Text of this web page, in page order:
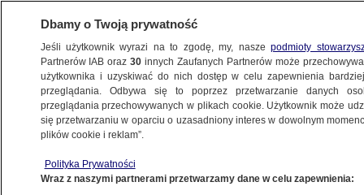
ŚWIAT
zostało podpisane
Dbamy o Twoją prywatność
Jeśli użytkownik wyrazi na to zgodę, my, naszepodmioty
Partnerów IAB oraz30 innych Zaufanych Partnerów może
użytkownika i uzyskiwać do nich dostęp w celu zapewnienia
przeglądania. Odbywa się to poprzez przetwarzanie danych
przeglądania przechowywanych w plikach cookie. Użytkownik może
się przetwarzaniu w oparciu o uzasadniony interes w dowolnym
plików cookie i reklam”.
Polityka Prywatności
Wraz z naszymi partnerami przetwarzamy dane w celu zapewnienia: